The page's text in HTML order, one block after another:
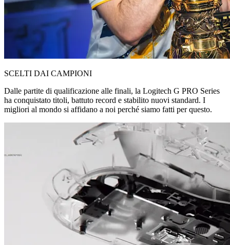
SCELTI DAI CAMPIONI
Dalle partite di qualificazione alle finali, la Logitech G PRO Series
ha conquistato titoli, battuto record e stabilito nuovi standard. I
migliori al mondo si affidano a noi perché siamo fatti per questo.